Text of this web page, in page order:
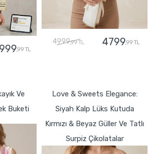
,99 TL
4999,99 TL 4799,99 TL
Ve
Buketi
Love & Sweets Elegance:
Siyah Kalp Lüks Kutuda
Kırmızı & Beyaz Güller Ve Tatlı
Surpiz Çikolatalar